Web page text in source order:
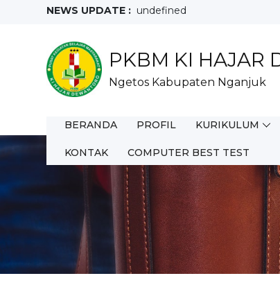
NEWS UPDATE : undefined
PKBM KI HAJAR
Ngetos Kabupaten Nganjuk
BERANDA PROFIL KURIKULUM
KONTAK COMPUTER BEST TEST